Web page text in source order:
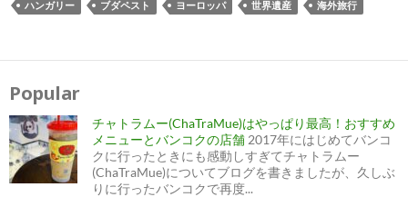
ハンガリー ブダペスト ヨーロッパ 世界遺産 海外旅行
投
ビ
ゲ
ー
シ
ョ
ン
Popular
チャトラムー(ChaTraMue)はやっぱり最高！おすすめ
メニューとバンコクの店舗 2017年にはじめてバンコ
クに行ったときにも感動しすぎてチャトラムー
(ChaTraMue)についてブログを書きましたが、久しぶ
りに行ったバンコクで再度...